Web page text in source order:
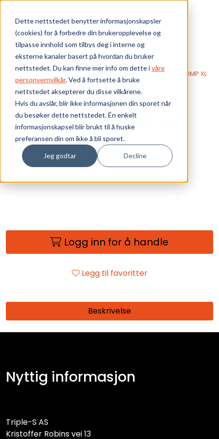
Dette nettstedet benytter informasjonskapsler
(cookies) for å forbedre din brukeropplevelse og
tilpasse innhold som tilbys deg i interne og
eksterne kanaler basert på hvordan du bruker
nettstedet. Du kan finne mer info om dette ivåre
personvernvilkår. Ved å fortsette å bruke
nettstedet aksepterer du disse vilkårene.
Hvis du avslår, blir ikke informasjonen din sporet når
du besøker dette nettstedet. Én enkelt
informasjonskapsel blir brukt til å huske
preferansen din om ikke å bli sporet.
Jeg godtar Decline
Skip to main content
Webshop EKS Fiberoptikk Passive komponenter
FIMP XL
FIMP-XL-2xST/SC-D (Polymer)
FIMP-XL-2xST/SC-D (Polymer)
Produktnummer:06100221200009-00
Lagerbeholdning:0 stk
Ant. i pakke: 1
Logg inn for å handle
Legg til favoritter
Beskrivelse
Nyttig informasjon
Triple-S AS
Kristoffer Robins vei 13
Bærekraft
Vi tilbyr
Ressurser
Om oss